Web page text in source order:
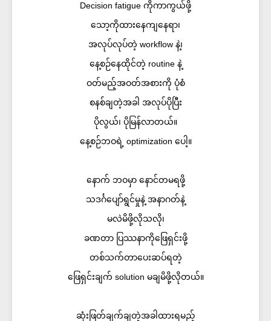
Decision fatigue ကိုကာကွယ်ဖို့
သော့ကိုထားနေကျနေရာ၊
အလုပ်လုပ်တဲ့ workflow နဲ့၊
နေ့စဉ်နေထိုင်တဲ့ routine နဲ့
ဝတ်မည့်အဝတ်အစားကို ပုံစံ
စနစ်ချတဲ့အခါ အလုပ်ပိုပြီး
ပိုလွယ်၊ ပိုမြန်လာတယ်။
နေ့စဉ်ဘဝရဲ့ optimization ပေါ့။
နောက် ဘဝမှာ နောင်တမရဖို့
သဒင်္ဂပျော်ရွင်မှုနဲ့ အနာဂတ်နဲ့
မလဲမိဖို့လိုသလို၊
ခဏတာ ပြဿနာကိုဖြေရှင်းဖို့
တစ်သက်တာပေးဆပ်ရတဲ့
ဖြေရှင်းချက် solution မချမိဖို့လိုတယ်။
ဆုံးဖြတ်ချက်ချတဲ့အခါထားရမည့်